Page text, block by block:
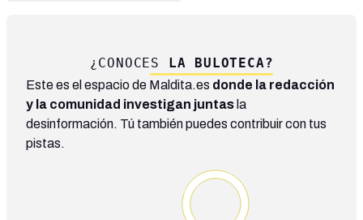
¿CONOCES LA BULOTECA?
Este es el espacio de Maldita.es donde la redacción
y la comunidad investigan juntas la
desinformación. Tú también puedes contribuir con tus
pistas.